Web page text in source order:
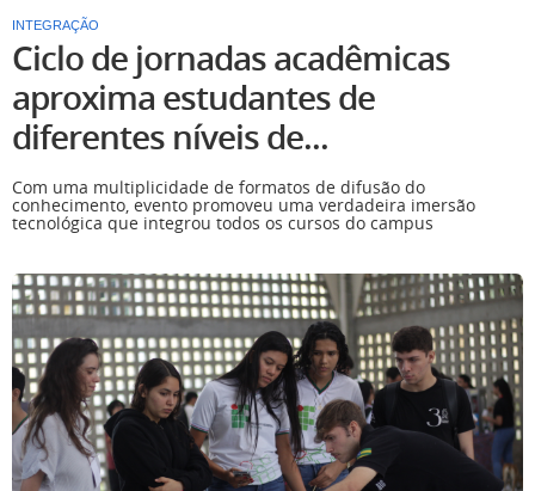
INTEGRAÇÃO
Ciclo de jornadas acadêmicas
aproxima estudantes de
diferentes níveis de...
Com uma multiplicidade de formatos de difusão do
conhecimento, evento promoveu uma verdadeira imersão
tecnológica que integrou todos os cursos do campus